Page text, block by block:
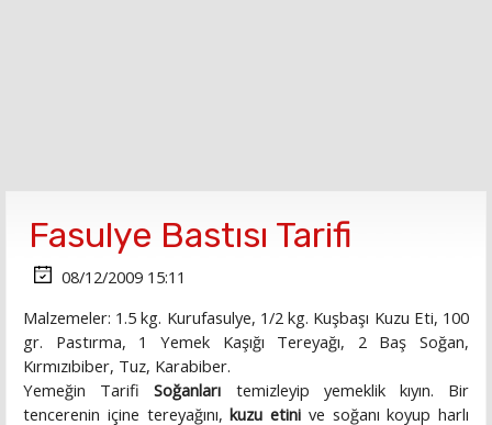
Fasulye Bastısı Tarifi
08/12/2009 15:11
Malzemeler: 1.5 kg. Kurufasulye, 1/2 kg. Kuşbaşı Kuzu Eti, 100
gr. Pastırma, 1 Yemek Kaşığı Tereyağı, 2 Baş Soğan,
Kırmızıbiber, Tuz, Karabiber.
Yemeğin TarifiSoğanları temizleyip yemeklik kıyın. Bir
tencerenin içine tereyağını,kuzu etini ve soğanı koyup harlı